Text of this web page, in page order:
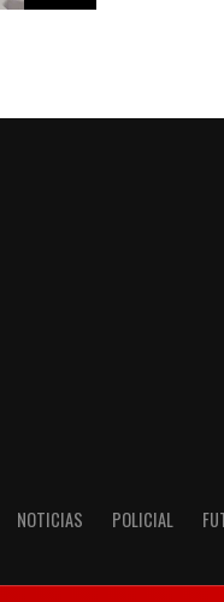
NOTICIAS POLICIAL